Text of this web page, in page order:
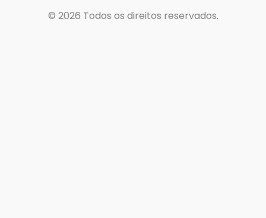
© 2026 Todos os direitos reservados.